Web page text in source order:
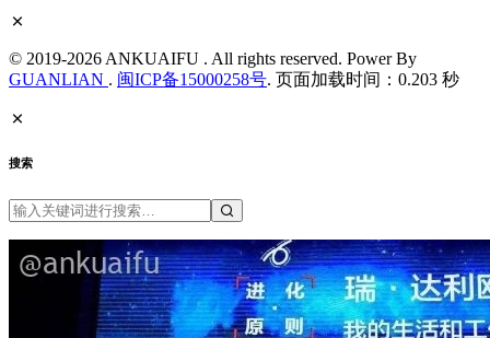
© 2019-2026 ANKUAIFU . All rights reserved. Power By
GUANLIAN . 闽ICP备15000258号. 页面加载时间：0.203 秒
搜索